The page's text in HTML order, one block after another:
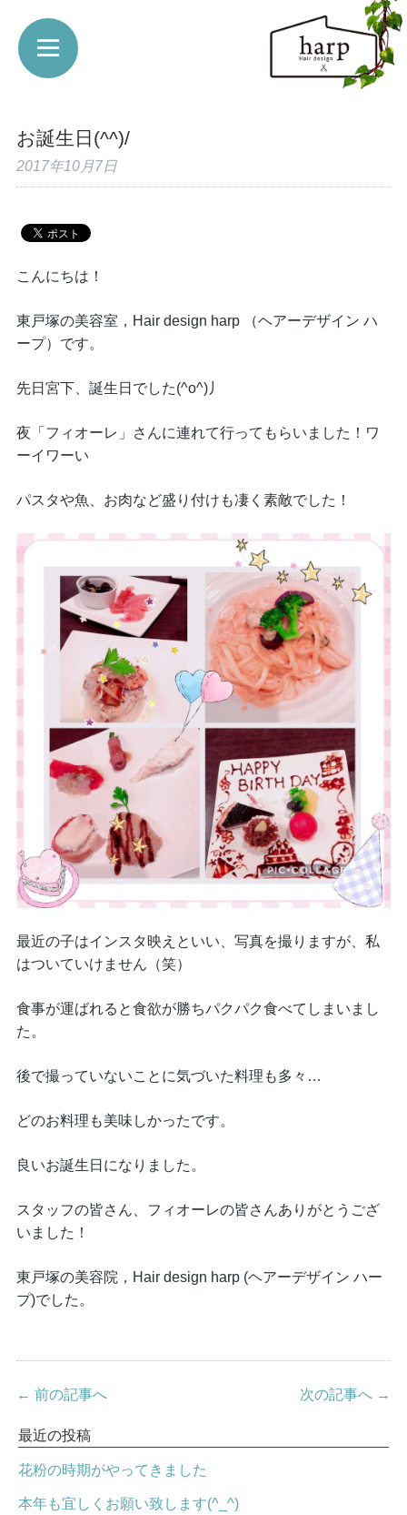
お誕生日(^^)/
2017年10月7日
こんにちは！
東戸塚の美容室，Hair design harp （ヘアーデザイン ハ
ープ）です。
先日宮下、誕生日でした(^o^)丿
夜「フィオーレ」さんに連れて行ってもらいました！ワ
ーイワーい
パスタや魚、お肉など盛り付けも凄く素敵でした！
最近の子はインスタ映えといい、写真を撮りますが、私
はついていけません（笑）
食事が運ばれると食欲が勝ちパクパク食べてしまいまし
た。
後で撮っていないことに気づいた料理も多々…
どのお料理も美味しかったです。
良いお誕生日になりました。
スタッフの皆さん、フィオーレの皆さんありがとうござ
いました！
東戸塚の美容院，Hair design harp (ヘアーデザイン ハー
プ)でした。
← 前の記事へ 次の記事へ →
最近の投稿
花粉の時期がやってきました
本年も宜しくお願い致します(^_^)